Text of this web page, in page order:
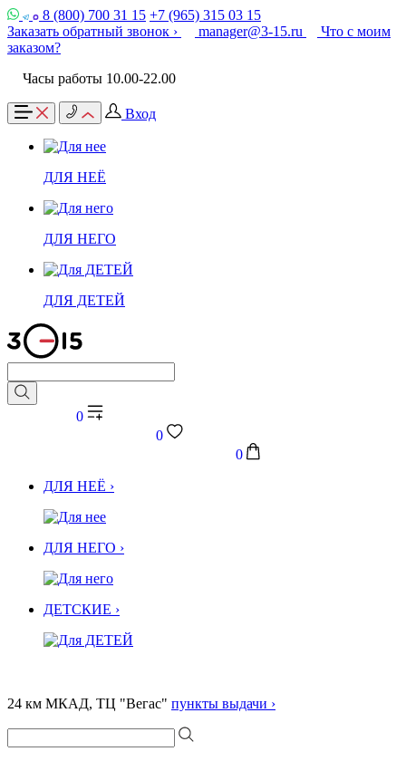
8 (800) 700 31 15 +7 (965) 315 03 15
Заказать обратный звонок ›
manager@3-15.ru
Что с моим
заказом?
Часы работы 10.00-22.00
Вход
ДЛЯ НЕЁ
ДЛЯ НЕГО
ДЛЯ ДЕТЕЙ
0
0
0
ДЛЯ НЕЁ ›
ДЛЯ НЕГО ›
ДЕТСКИЕ ›
24 км МКАД, ТЦ "Вегас" пункты выдачи ›